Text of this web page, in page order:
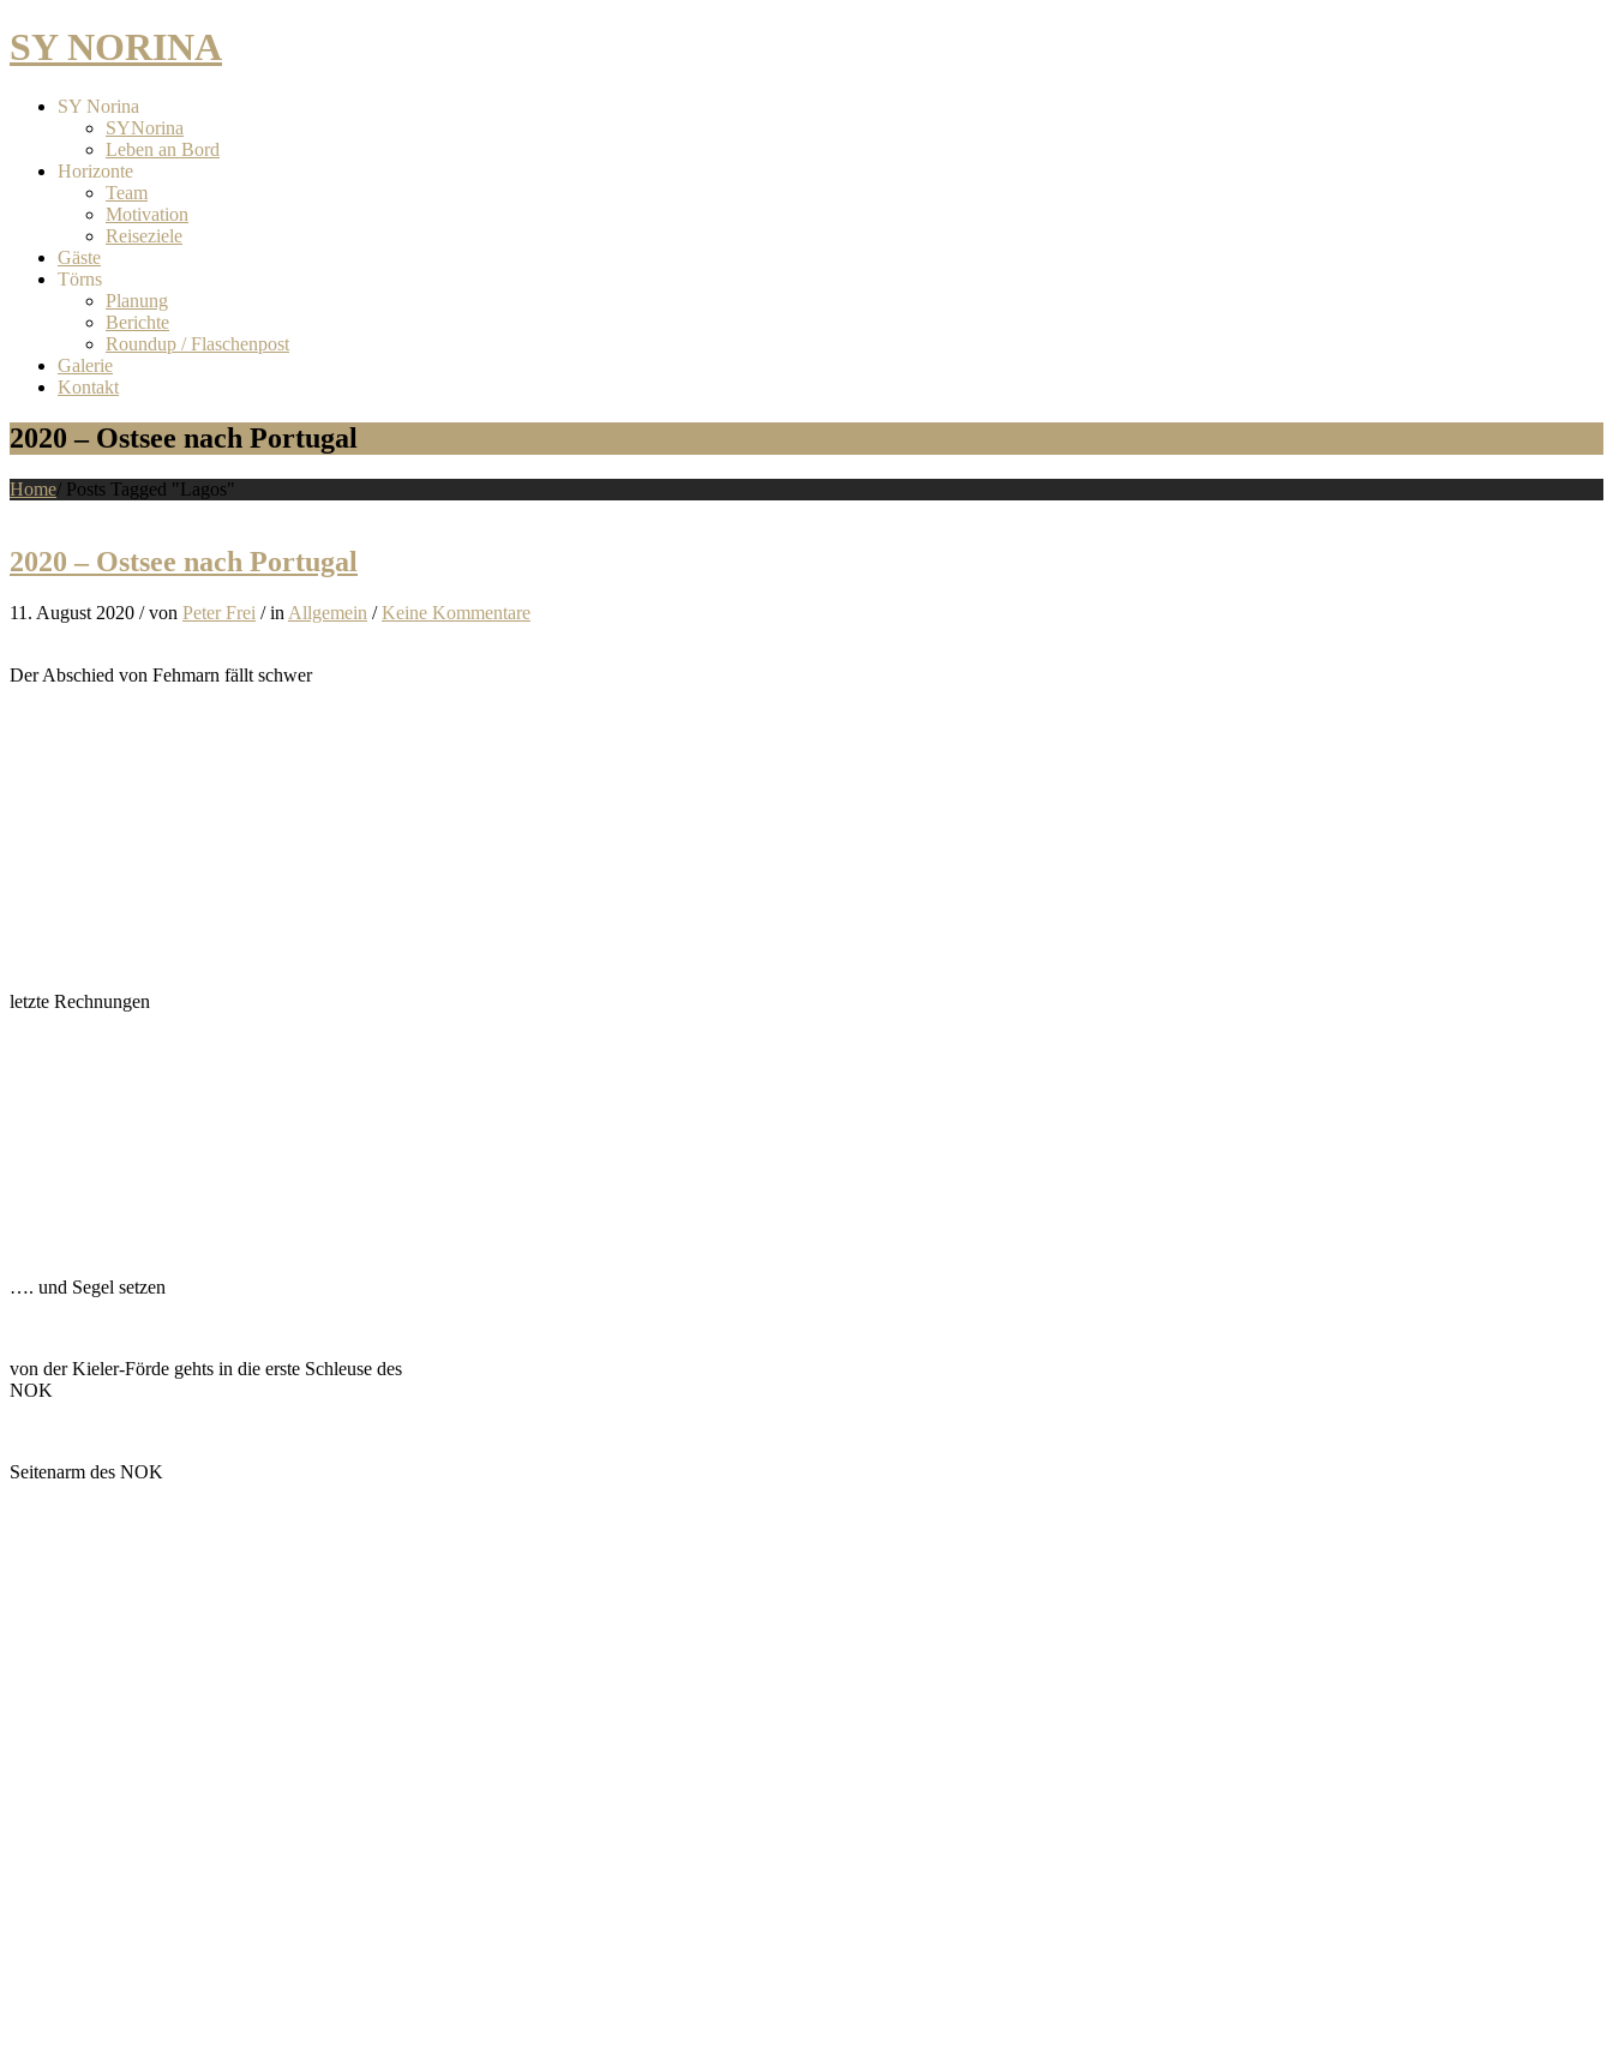
SY NORINA
SY Norina
SYNorina
Leben an Bord
Horizonte
Team
Motivation
Reiseziele
Gäste
Törns
Planung
Berichte
Roundup / Flaschenpost
Galerie
Kontakt
2020 – Ostsee nach Portugal
Home/ Posts Tagged "Lagos"
2020 – Ostsee nach Portugal
11. August 2020 / von Peter Frei / in Allgemein / Keine Kommentare
Der Abschied von Fehmarn fällt schwer
letzte Rechnungen
…. und Segel setzen
von der Kieler-Förde gehts in die erste Schleuse des
NOK
Seitenarm des NOK